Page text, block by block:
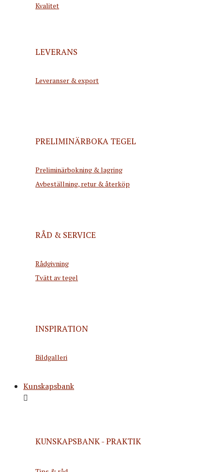
Kvalitet
LEVERANS
Leveranser & export
PRELIMINÄRBOKA TEGEL
Preliminärbokning & lagring
Avbeställning, retur & återköp
RÅD & SERVICE
Rådgivning
Tvätt av tegel
INSPIRATION
Bildgalleri
Kunskapsbank
KUNSKAPSBANK - PRAKTIK